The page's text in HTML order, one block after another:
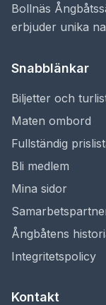
Bollnäs
erbjuder unika
Snabblänkar
Biljetter och
Maten ombord
Fullständig
Bli medlem
Mina sidor
Ångbåtens
Integritetspolicy
Kontakt